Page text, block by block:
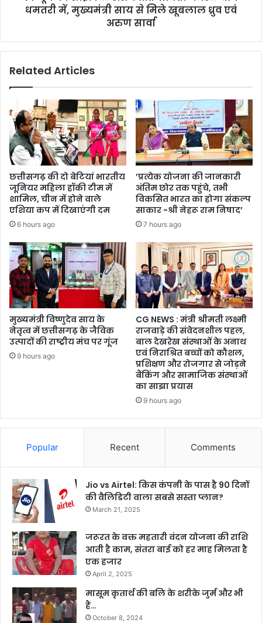
मुख्यमंत्री
मिले
ध्रुव
धमतरी में, मुख्यमंत्री साय से मिले खूबलाल ध्रुव एवं
अरुण सार्वा
Related Articles
छत्तीसगढ़ की दो बेटियां भारतीय
जूनियर महिला हॉकी टीम में
शामिल, चीन में होने वाले
एशिया कप में दिखाएंगी दम
6 hours ago
’प्रत्येक योजना की जानकारी
अंतिम छोर तक पहुंचे, तभी
विकसित भारत का होगा संकल्प
साकार -श्री नेहरू राम निषाद’
7 hours ago
मुख्यमंत्री विष्णुदेव साय के
नेतृत्व में छत्तीसगढ़ के जैविक
उत्पादों की राष्ट्रीय मंच पर गूंज
9 hours ago
CG NEWS : मंत्री श्रीमती लक्ष्मी
राजवाड़े की संवेदनशील पहल,
बाल देखरेख संस्थाओं के अनाथ
एवं निराश्रित बच्चों को कौशल,
प्रशिक्षण और रोजगार से जोड़ने
बैंकिंग और सामाजिक संस्थाओं
का साझा प्रयास
9 hours ago
Popular Recent Comments
Jio vs Airtel: किस कंपनी के पास है 90 दिनों
की वैलिडिटी वाला सबसे सस्ता प्लान?
March 21, 2025
जरूरत के वक्त महतारी वंदन योजना की राशि
आती है काम, संतरा बाई को हर माह मिलता है
एक हजार
April 2, 2025
मासूम कृतार्थ की बलि के शरीके जुर्म और भी
हैं…
October 8, 2024